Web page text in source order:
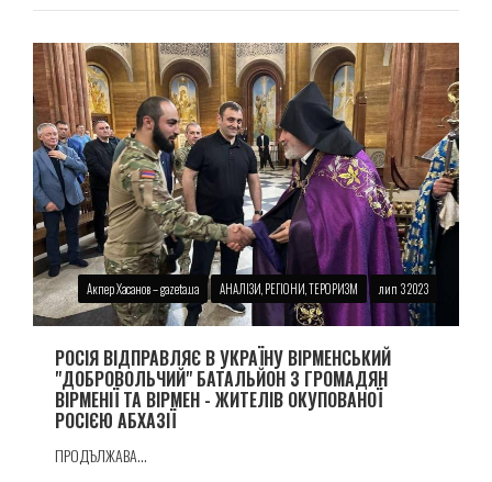
Акпер Хасанов – gazeta.ua АНАЛІЗИ, РЕГІОНИ, ТЕРОРИЗМ лип 3 2023
РОСІЯ ВІДПРАВЛЯЄ В УКРАЇНУ ВІРМЕНСЬКИЙ
"ДОБРОВОЛЬЧИЙ" БАТАЛЬЙОН З ГРОМАДЯН
ВІРМЕНІЇ ТА ВІРМЕН - ЖИТЕЛІВ ОКУПОВАНОЇ
РОСІЄЮ АБХАЗІЇ
ПРОДЪЛЖАВА...